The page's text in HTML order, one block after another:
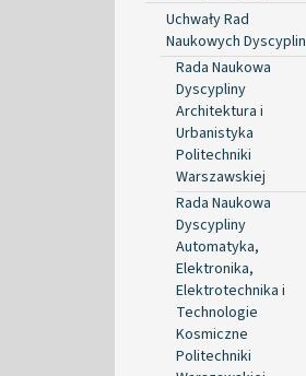
Uchwały Rad
Naukowych Dyscyplin
Rada Naukowa
Dyscypliny
Architektura i
Urbanistyka
Politechniki
Warszawskiej
Rada Naukowa
Dyscypliny
Automatyka,
Elektronika,
Elektrotechnika i
Technologie
Kosmiczne
Politechniki